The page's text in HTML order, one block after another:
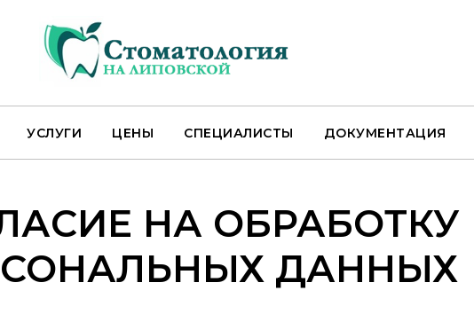
УСЛУГИ ЦЕНЫ СПЕЦИАЛИСТЫ ДОКУМЕНТАЦИЯ
НА ОБРАБОТКУ
ДАННЫХ